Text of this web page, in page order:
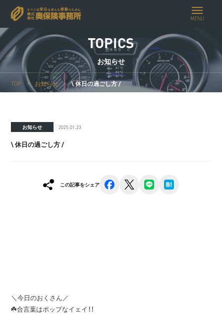
MENU
TOPICS
お知らせ
TOP お知らせ \ 休日の過ごし方 /
お知らせ 2025.01.23
\ 休日の過ごし方 /
この記事をシェア facebook line
＼今日のおくさん／
☘️合言葉はポップなイェイ！！